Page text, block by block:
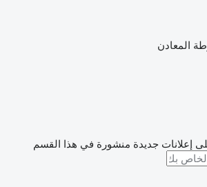
المعادن
إعلانات جديدة منشورة في هذا القسم